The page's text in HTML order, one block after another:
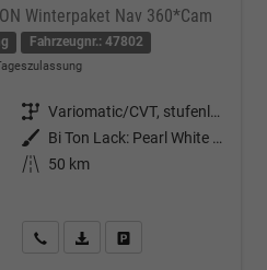
Winterpaket Nav 360*Cam
Fahrzeugnr.: 47802
Getriebe
Variomatic/CVT, stufenlos
Außenfarbe
Bi Ton Lack: Pearl White Metallic (QAB) mit Dachfarbe Black Metallic (Z11)
Kilometerstand
50 km
Kontakt & Angebot anfordern
PDF-Datei, Fahrzeugexposé